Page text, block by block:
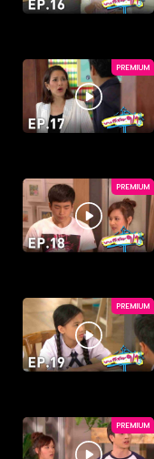
PREMIUM
PREMIUM
PREMIUM
PREMIUM